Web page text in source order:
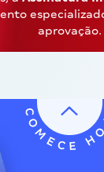
aprovação.